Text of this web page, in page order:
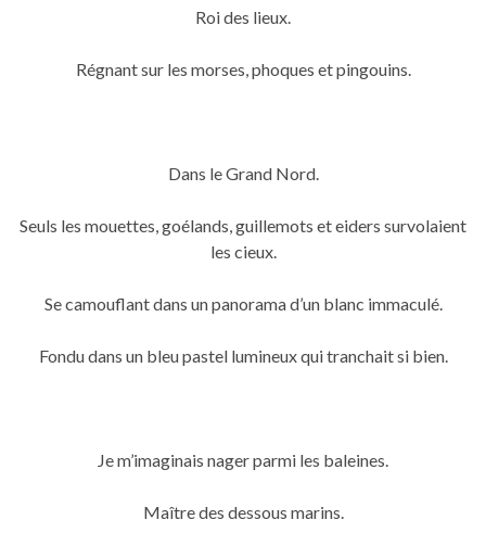
Roi des lieux.
Régnant sur les morses, phoques et pingouins.
Dans le Grand Nord.
Seuls les mouettes, goélands, guillemots et eiders survolaient
les cieux.
Se camouflant dans un panorama d’un blanc immaculé.
Fondu dans un bleu pastel lumineux qui tranchait si bien.
Je m’imaginais nager parmi les baleines.
Maître des dessous marins.